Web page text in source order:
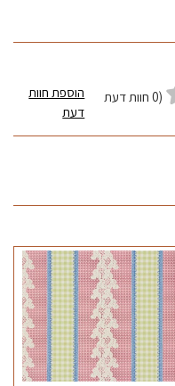
(0 חוות דעת
הוספת חוות
דעת